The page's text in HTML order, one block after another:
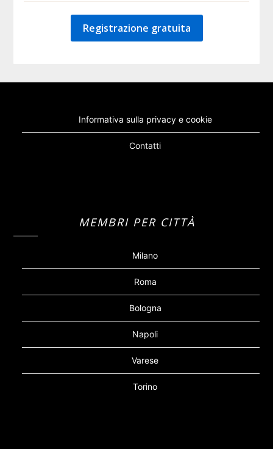
Registrazione gratuita
Informativa sulla privacy e cookie
Contatti
MEMBRI PER CITTÀ
Milano
Roma
Bologna
Napoli
Varese
Torino